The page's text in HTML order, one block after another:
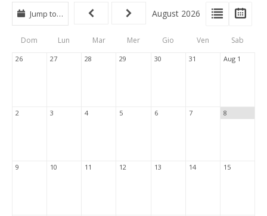
View
Type
Tabs
View
List
Jump to… August 2026
Dom Lun Mar Mer Gio Ven Sab
26 27 28 29 30 31 Aug 1
2 3 4 5 6 7 8
9 10 11 12 13 14 15